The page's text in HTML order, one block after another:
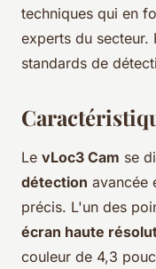
techniques qui en
experts du
standards de
Le vLoc3 Cam se
détection avancée
précis. L'un des
écran haute
couleur de 4,3